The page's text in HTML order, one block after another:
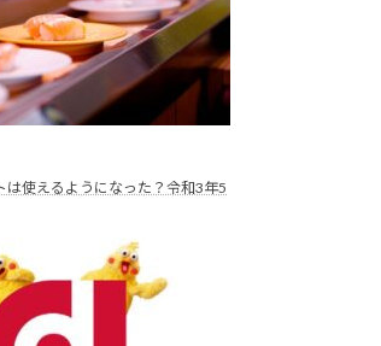
は使えるようになった？令和3年5